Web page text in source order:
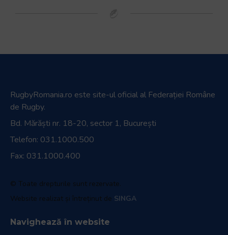
RugbyRomania.ro este site-ul oficial al Federației Române
de Rugby.
Bd. Mărăști nr. 18-20, sector 1, București
Telefon: 031.1000.500
Fax: 031.1000.400
© Toate drepturile sunt rezervate.
Website realizat și întreținut de SINGA
Navighează în website